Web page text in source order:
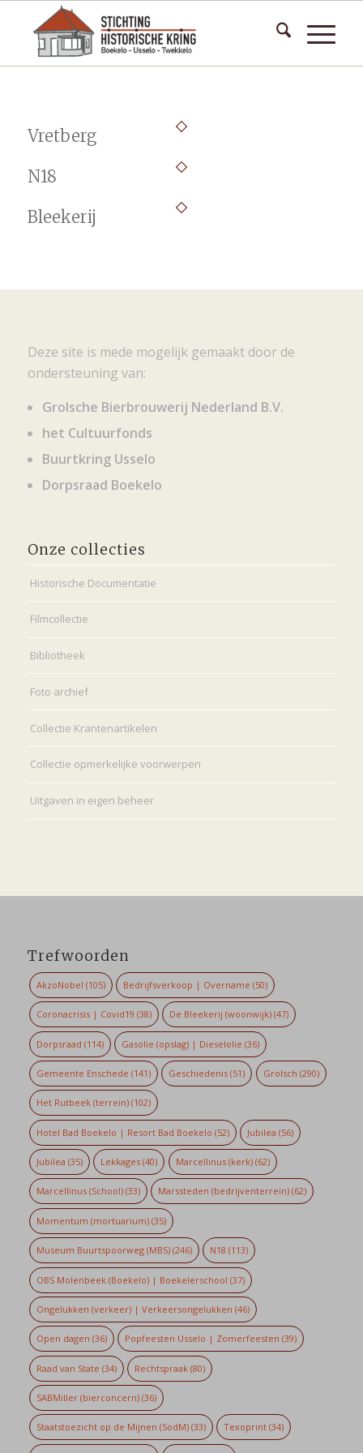
Vretberg
N18
Bleekerij
Deze site is mede mogelijk gemaakt door de
ondersteuning van:
Grolsche Bierbrouwerij Nederland B.V.
het Cultuurfonds
Buurtkring Usselo
Dorpsraad Boekelo
Onze collecties
Historische Documentatie
Filmcollectie
Bibliotheek
Foto archief
Collectie Krantenartikelen
Collectie opmerkelijke voorwerpen
Uitgaven in eigen beheer
Trefwoorden
AkzoNobel (105) Bedrijfsverkoop | Overname (50)
Coronacrisis | Covid19 (38) De Bleekerij (woonwijk) (47)
Dorpsraad (114) Gasolie (opslag) | Dieselolie (36)
Gemeente Enschede (141) Geschiedenis (51) Grolsch (290)
Het Rutbeek (terrein)(102)
Hotel Bad Boekelo | Resort Bad Boekelo (52) Jubilea (56)
Jubilea (35) Lekkages (40) Marcellinus (kerk)(62)
Marcellinus (School)(33) Marssteden (bedrijventerrein) (62)
Momentum (mortuarium)(35)
Museum Buurtspoorweg (MBS)(246) N18 (113)
OBS Molenbeek (Boekelo) | Boekelerschool (37)
Ongelukken (verkeer) | Verkeersongelukken (46)
Open dagen (36) Popfeesten Usselo | Zomerfeesten (39)
Raad van State (34) Rechtspraak (80)
SABMiller (bierconcern)(36)
Staatstoezicht op de Mijnen (SodM)(33) Texoprint (34)